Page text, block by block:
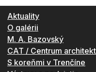
Aktuality
O galérii
M. A. Bazovský
CAT / Centrum
S koreňmi v Trenčíne